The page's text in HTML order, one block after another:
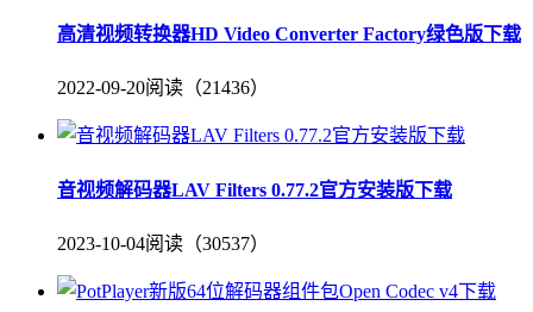
高清视频转换器HD Video Converter Factory绿色版下载
2022-09-20阅读（21436）
音视频解码器LAV Filters 0.77.2官方安装版下载
2023-10-04阅读（30537）